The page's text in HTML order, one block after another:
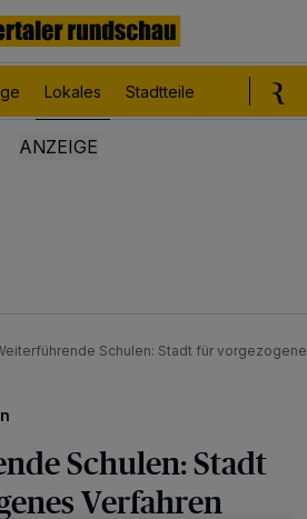
Lokales Stadtteile
Schulen: Stadt für
Schulen: Stadt
Verfahren